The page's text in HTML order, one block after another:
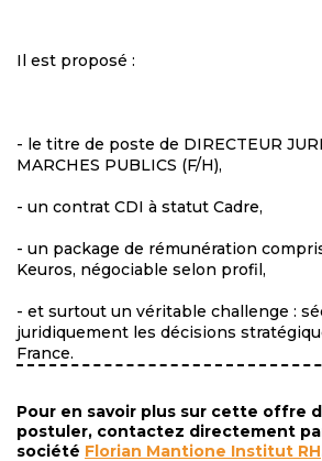
Il est proposé :
- le titre de poste de DIRECTEUR
MARCHES PUBLICS (F/H),
- un contrat CDI à statut Cadre,
- un package de rémunération
Keuros, négociable selon profil,
- et surtout un véritable challenge :
juridiquement les décisions
France.
Pour en savoir plus sur cette offre
postuler, contactez directement
société Florian Mantione Institut RH